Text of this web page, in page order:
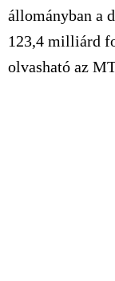
állományban a
123,4 milliárd
olvasható az